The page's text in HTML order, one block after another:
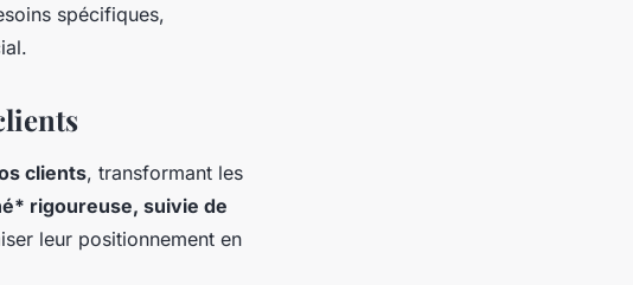
spécifiques,
clients, transformant les
rigoureuse, suivie de
leur positionnement en